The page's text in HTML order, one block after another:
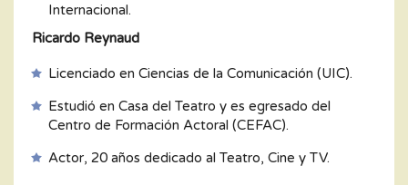
Internacional.
Ricardo Reynaud
Licenciado en Ciencias de la Comunicación (UIC).
Estudió en Casa del Teatro y es egresado del
Centro de Formación Actoral (CEFAC).
Actor, 20 años dedicado al Teatro, Cine y TV.